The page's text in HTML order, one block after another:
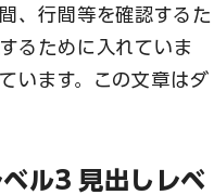
、行間等を確認するた
るために入れていま
います。この文章はダ
ル3 見出しレベ